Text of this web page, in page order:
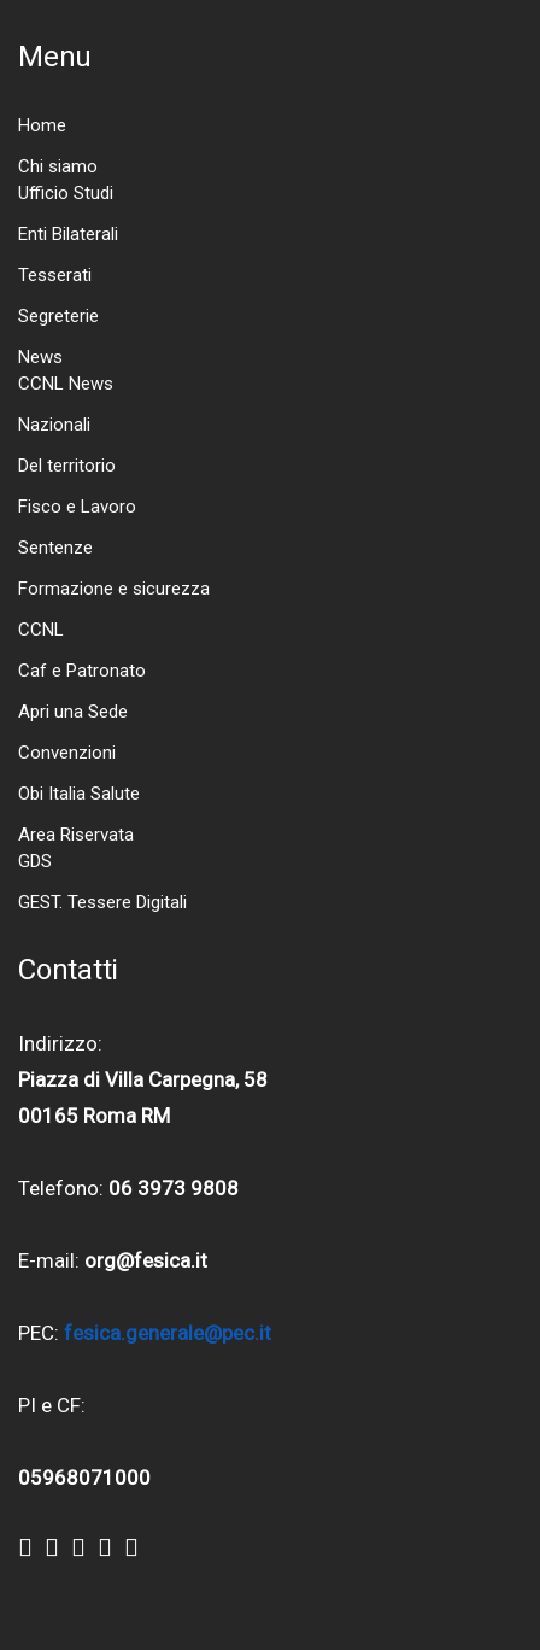
Menu
Home
Chi siamo
Ufficio Studi
Enti Bilaterali
Tesserati
Segreterie
News
CCNL News
Nazionali
Del territorio
Fisco e Lavoro
Sentenze
Formazione e sicurezza
CCNL
Caf e Patronato
Apri una Sede
Convenzioni
Obi Italia Salute
Area Riservata
GDS
GEST. Tessere Digitali
Contatti
Indirizzo:
Piazza di Villa Carpegna, 58
00165 Roma RM
Telefono: 06 3973 9808
E-mail: org@fesica.it
PEC: fesica.generale@pec.it
PI e CF:
05968071000